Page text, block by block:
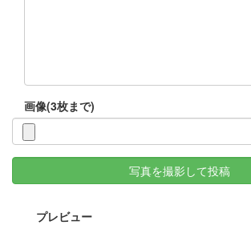
画像(3枚まで)
写真を撮影して投稿
プレビュー